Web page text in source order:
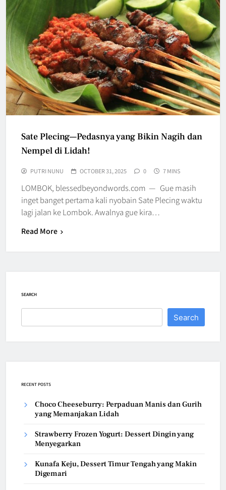
Sate Plecing—Pedasnya yang Bikin Nagih dan
Nempel di Lidah!
PUTRI NUNU OCTOBER 31, 2025 0 7 MINS
LOMBOK, blessedbeyondwords.com — Gue masih
inget banget pertama kali nyobain Sate Plecing waktu
lagi jalan ke Lombok. Awalnya gue kira…
Read More
SEARCH
Search
RECENT POSTS
Choco Cheeseburry: Perpaduan Manis dan Gurih
yang Memanjakan Lidah
Strawberry Frozen Yogurt: Dessert Dingin yang
Menyegarkan
Kunafa Keju, Dessert Timur Tengah yang Makin
Digemari